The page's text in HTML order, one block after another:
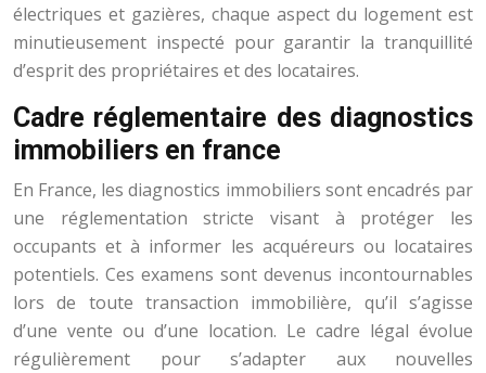
électriques et gazières, chaque aspect du logement est
minutieusement inspecté pour garantir la tranquillité
d’esprit des propriétaires et des locataires.
Cadre réglementaire des diagnostics
immobiliers en france
En France, les diagnostics immobiliers sont encadrés par
une réglementation stricte visant à protéger les
occupants et à informer les acquéreurs ou locataires
potentiels. Ces examens sont devenus incontournables
lors de toute transaction immobilière, qu’il s’agisse
d’une vente ou d’une location. Le cadre légal évolue
régulièrement pour s’adapter aux nouvelles